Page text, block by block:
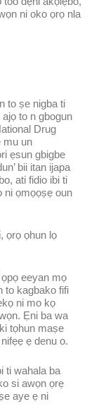
ni oko ọrọ nla
to ṣe nigba ti
to n gbogun
Drug
mu un
ẹsun gbigbe
bii itan ijapa
ati fidio ibi ti
ni ọmọọṣẹ oun
ọrọ ọhun lọ
eeyan mọ
to kagbako fifi
ni mo kọ
Ẹni ba wa
tọhun maṣe
ẹ denu o.
ti wahala ba
si awọn ọrẹ
aye ẹ ni